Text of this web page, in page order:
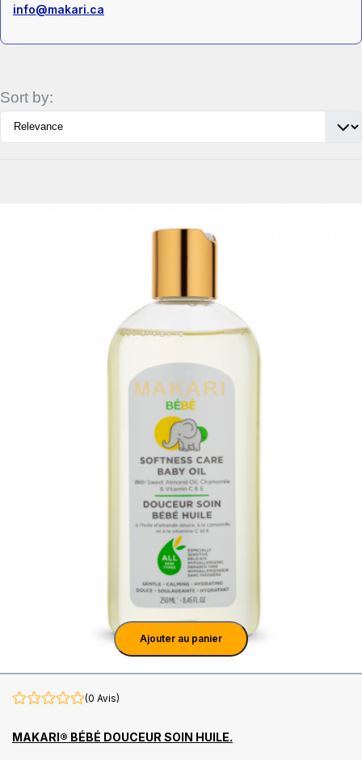
info@makari.ca
Sort by:
Ajouter au panier
(0 Avis)
MAKARI® BÉBÉ DOUCEUR SOIN HUILE.